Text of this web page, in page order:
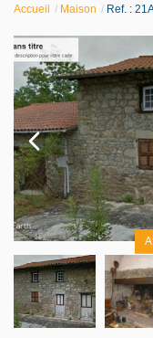
Les biens
Estimation
Notre
Accueil Maison Ref. :